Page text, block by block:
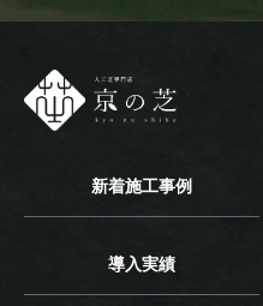
新着施工事例
導入実績